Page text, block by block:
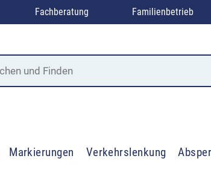
Fachberatung Familienbetrieb
Markierungen Verkehrslenkung